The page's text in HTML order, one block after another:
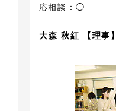
応相談：◯
大森 秋紅 【理事】